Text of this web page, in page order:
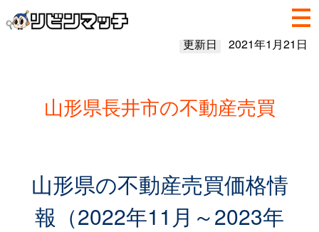
更新日 2021年1月21日
山形県長井市の不動産売買
山形県の不動産売買価格情
報（2022年11月～2023年